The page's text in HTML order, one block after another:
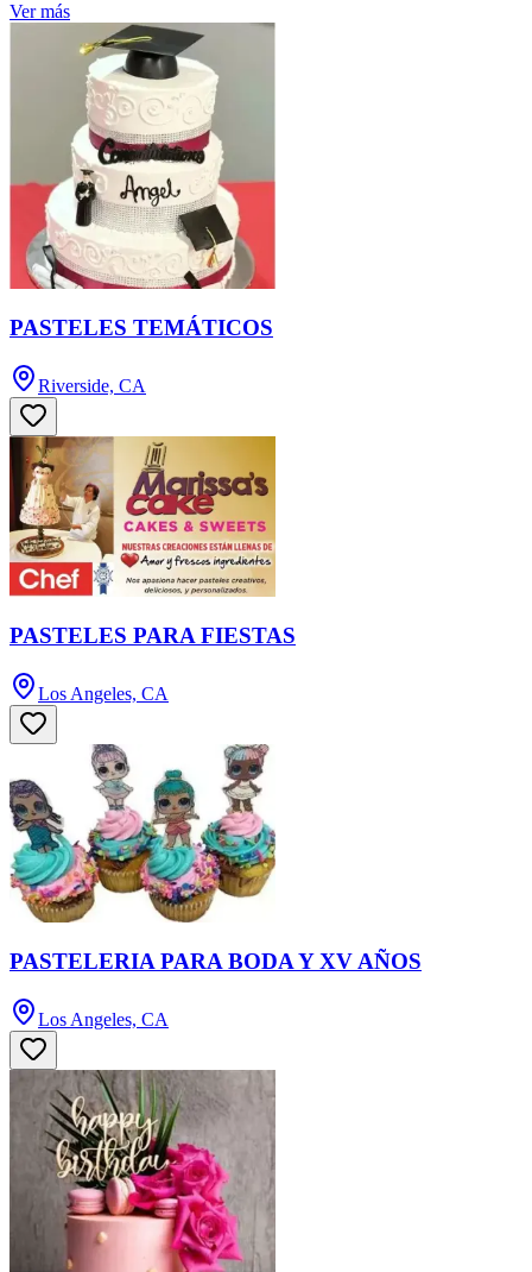
Ver más
PASTELES TEMÁTICOS
Riverside, CA
PASTELES PARA FIESTAS
Los Angeles, CA
PASTELERIA PARA BODA Y XV AÑOS
Los Angeles, CA